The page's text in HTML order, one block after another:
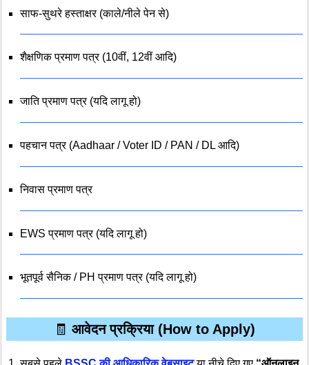
साफ-सुथरे हस्ताक्षर (काले/नीले पेन से)
शैक्षणिक प्रमाण पत्र (10वीं, 12वीं आदि)
जाति प्रमाण पत्र (यदि लागू हो)
पहचान पत्र (Aadhaar / Voter ID / PAN / DL आदि)
निवास प्रमाण पत्र
EWS प्रमाण पत्र (यदि लागू हो)
भूतपूर्व सैनिक / PH प्रमाण पत्र (यदि लागू हो)
🧾 आवेदन प्रक्रिया (How to Apply)